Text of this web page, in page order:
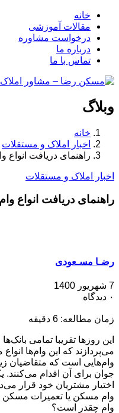
خانه
مقالات آموزشی
درخواست مشاوره
درباره ما
تماس با ما
وبلاگ
خانه
اخبار املاک و مستقلات
راهنمای دریافت
اخبار املاک و مستقلات
راهنمای دریافت انواع
رضـا مسـعودی
7 شهریور 1400
۰ دیدگاه
زمان مطالعه: 6 دقیقه
این روزها تقریبا تمامی
می‌پردازند که این وام‌ها
وام‌هایی است که متقاضیان
جوان برای آن اقدام می‌کنند.
اختیار مشتریان خود قرار
وام مسکن یا تعمیرات مسکن
وام چقدر است؟